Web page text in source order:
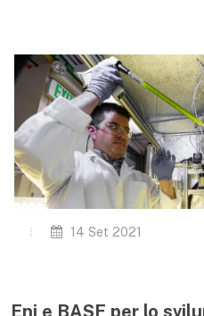
14 Set 2021
Eni e BASF per lo